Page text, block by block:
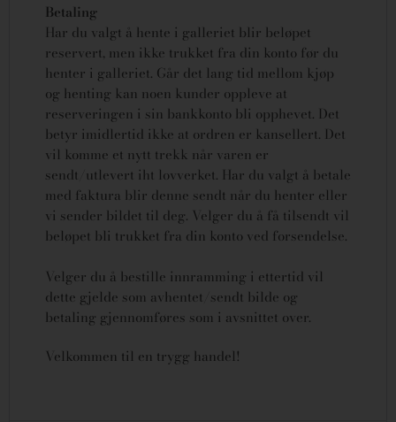
Betaling
Har du valgt å hente i galleriet blir beløpet
reservert, men ikke trukket fra din konto før du
henter i galleriet. Går det lang tid mellom kjøp
og henting kan noen kunder oppleve at
reserveringen i sin bankkonto bli opphevet. Det
betyr imidlertid ikke at ordren er kansellert. Det
vil komme et nytt trekk når varen er
sendt/utlevert iht lovverket. Har du valgt å betale
med faktura blir denne sendt når du henter eller
vi sender bildet til deg. Velger du å få tilsendt vil
beløpet bli trukket fra din konto ved forsendelse.
Velger du å bestille innramming i ettertid vil
dette gjelde som avhentet/sendt bilde og
betaling gjennomføres som i avsnittet over.
Velkommen til en trygg handel!